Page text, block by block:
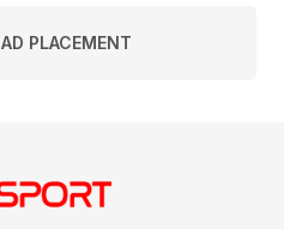
AD PLACEMENT